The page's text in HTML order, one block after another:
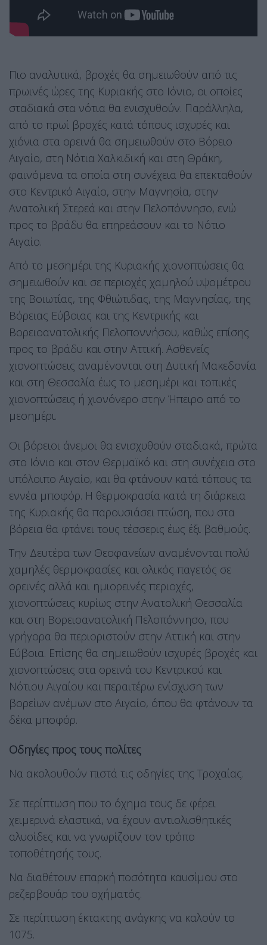
Πιο αναλυτικά, βροχές θα σημειωθούν από τις
πρωινές ώρες της Κυριακής στο Ιόνιο, οι οποίες
σταδιακά στα νότια θα ενισχυθούν. Παράλληλα,
από το πρωί βροχές κατά τόπους ισχυρές και
χιόνια στα ορεινά θα σημειωθούν στο Βόρειο
Αιγαίο, στη Νότια Χαλκιδική και στη Θράκη,
φαινόμενα τα οποία στη συνέχεια θα επεκταθούν
στο Κεντρικό Αιγαίο, στην Μαγνησία, στην
Ανατολική Στερεά και στην Πελοπόννησο, ενώ
προς το βράδυ θα επηρεάσουν και το Νότιο
Αιγαίο.
Από το μεσημέρι της Κυριακής χιονοπτώσεις θα
σημειωθούν και σε περιοχές χαμηλού υψομέτρου
της Βοιωτίας, της Φθιώτιδας, της Μαγνησίας, της
Βόρειας Εύβοιας και της Κεντρικής και
Βορειοανατολικής Πελοποννήσου, καθώς επίσης
προς το βράδυ και στην Αττική. Ασθενείς
χιονοπτώσεις αναμένονται στη Δυτική Μακεδονία
και στη Θεσσαλία έως το μεσημέρι και τοπικές
χιονοπτώσεις ή χιονόνερο στην Ήπειρο από το
μεσημέρι.
Οι βόρειοι άνεμοι θα ενισχυθούν σταδιακά, πρώτα
στο Ιόνιο και στον Θερμαϊκό και στη συνέχεια στο
υπόλοιπο Αιγαίο, και θα φτάνουν κατά τόπους τα
εννέα μποφόρ. Η θερμοκρασία κατά τη διάρκεια
της Κυριακής θα παρουσιάσει πτώση, που στα
βόρεια θα φτάνει τους τέσσερις έως έξι βαθμούς.
Την Δευτέρα των Θεοφανείων αναμένονται πολύ
χαμηλές θερμοκρασίες και ολικός παγετός σε
ορεινές αλλά και ημιορεινές περιοχές,
χιονοπτώσεις κυρίως στην Ανατολική Θεσσαλία
και στη Βορειοανατολική Πελοπόννησο, που
γρήγορα θα περιοριστούν στην Αττική και στην
Εύβοια. Επίσης θα σημειωθούν ισχυρές βροχές και
χιονοπτώσεις στα ορεινά του Κεντρικού και
Νότιου Αιγαίου και περαιτέρω ενίσχυση των
βορείων ανέμων στο Αιγαίο, όπου θα φτάνουν τα
δέκα μποφόρ.
Οδηγίες προς τους πολίτες
Να ακολουθούν πιστά τις οδηγίες της Τροχαίας.
Σε περίπτωση που το όχημα τους δε φέρει
χειμερινά ελαστικά, να έχουν αντιολισθητικές
αλυσίδες και να γνωρίζουν τον τρόπο
τοποθέτησής τους.
Να διαθέτουν επαρκή ποσότητα καυσίμου στο
ρεζερβουάρ του οχήματός.
Σε περίπτωση έκτακτης ανάγκης να καλούν το
1075.